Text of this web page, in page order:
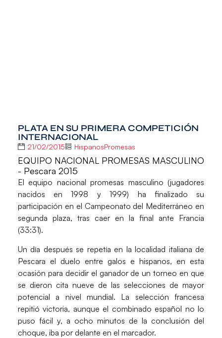
PLATA EN SU PRIMERA COMPETICIÓN
INTERNACIONAL
21/02/2015 HispanosPromesas
EQUIPO NACIONAL PROMESAS MASCULINO
- Pescara 2015
El equipo nacional promesas masculino (jugadores
nacidos en 1998 y 1999) ha finalizado su
participación en el Campeonato del Mediterráneo en
segunda plaza, tras caer en la final ante Francia
(33:31).
Un día después se repetía en la localidad italiana de
Pescara el duelo entre galos e hispanos, en esta
ocasión para decidir el ganador de un torneo en que
se dieron cita nueve de las selecciones de mayor
potencial a nivel mundial. La selección francesa
repitió victoria, aunque el combinado español no lo
puso fácil y, a ocho minutos de la conclusión del
choque, iba por delante en el marcador.